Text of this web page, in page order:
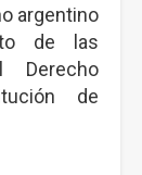
argentino
de las
de